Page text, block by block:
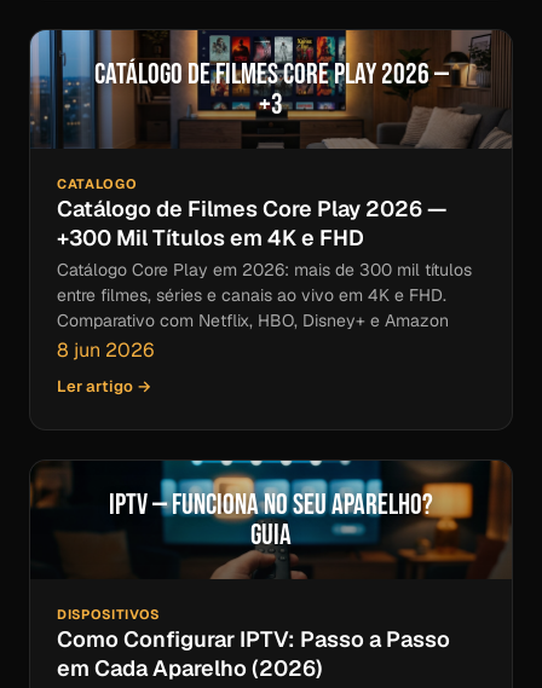
Catálogo de Filmes Core Play 2026 —
+3
CATALOGO
Catálogo de Filmes Core Play 2026 —
+300 Mil Títulos em 4K e FHD
Catálogo Core Play em 2026: mais de 300 mil títulos
entre filmes, séries e canais ao vivo em 4K e FHD.
Comparativo com Netflix, HBO, Disney+ e Amazon
8 jun 2026
Ler artigo →
IPTV — Funciona no Seu Aparelho?
Guia
DISPOSITIVOS
Como Configurar IPTV: Passo a Passo
em Cada Aparelho (2026)